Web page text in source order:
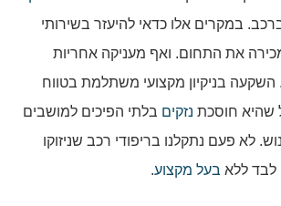
במקרים אלו כדאי להיעזר בשירותי
את התחום. ואף מעניקה אחריות
השקעה בניקיון מקצועי משתלמת בטווח
שהיא חוסכת נזקים בלתי הפיכים למושבים
לא פעם נתקלנו בריפודי רכב שניזוקו
לבד ללא בעל מקצוע.